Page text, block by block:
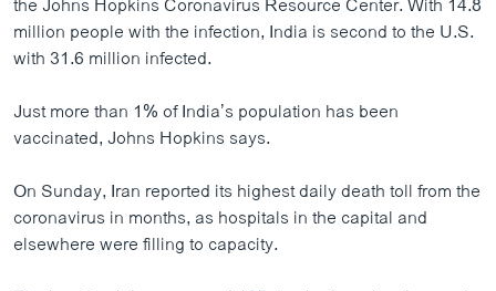
million people with the infection, India is second to the U.S.
with 31.6 million infected.
Just more than 1% of India’s population has been
vaccinated, Johns Hopkins says.
On Sunday, Iran reported its highest daily death toll from the
coronavirus in months, as hospitals in the capital and
elsewhere were filling to capacity.